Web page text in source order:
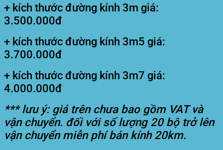
+ kích thước đường kính 3m giá:
3.500.000đ
+ kích thước đường kính 3m5 giá:
3.700.000đ
+ kích thước đường kính 3m7 giá:
4.000.000đ
*** lưu ý: giá trên chưa bao gồm VAT và
vận chuyển. đối với số lượng 20 bộ trở lên
vận chuyển miễn phí bán kính 20km.